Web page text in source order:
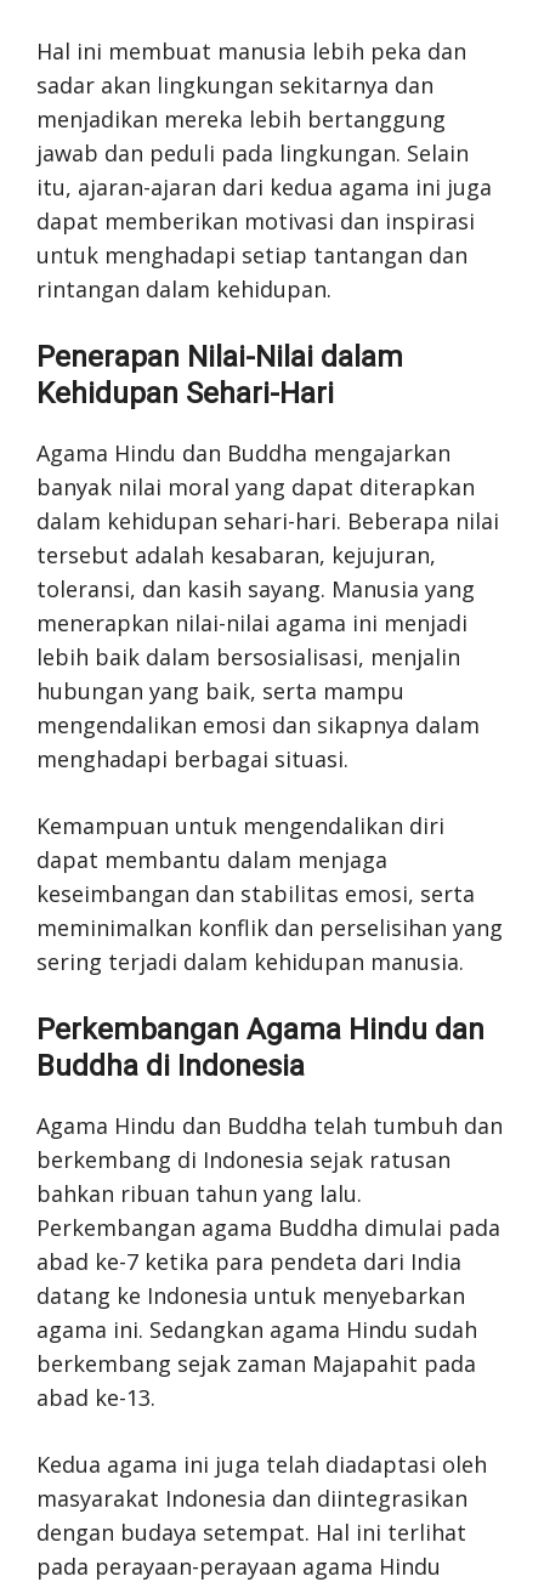
Hal ini membuat manusia lebih peka dan
sadar akan lingkungan sekitarnya dan
menjadikan mereka lebih bertanggung
jawab dan peduli pada lingkungan. Selain
itu, ajaran-ajaran dari kedua agama ini juga
dapat memberikan motivasi dan inspirasi
untuk menghadapi setiap tantangan dan
rintangan dalam kehidupan.
Penerapan Nilai-Nilai dalam
Kehidupan Sehari-Hari
Agama Hindu dan Buddha mengajarkan
banyak nilai moral yang dapat diterapkan
dalam kehidupan sehari-hari. Beberapa nilai
tersebut adalah kesabaran, kejujuran,
toleransi, dan kasih sayang. Manusia yang
menerapkan nilai-nilai agama ini menjadi
lebih baik dalam bersosialisasi, menjalin
hubungan yang baik, serta mampu
mengendalikan emosi dan sikapnya dalam
menghadapi berbagai situasi.
Kemampuan untuk mengendalikan diri
dapat membantu dalam menjaga
keseimbangan dan stabilitas emosi, serta
meminimalkan konflik dan perselisihan yang
sering terjadi dalam kehidupan manusia.
Perkembangan Agama Hindu dan
Buddha di Indonesia
Agama Hindu dan Buddha telah tumbuh dan
berkembang di Indonesia sejak ratusan
bahkan ribuan tahun yang lalu.
Perkembangan agama Buddha dimulai pada
abad ke-7 ketika para pendeta dari India
datang ke Indonesia untuk menyebarkan
agama ini. Sedangkan agama Hindu sudah
berkembang sejak zaman Majapahit pada
abad ke-13.
Kedua agama ini juga telah diadaptasi oleh
masyarakat Indonesia dan diintegrasikan
dengan budaya setempat. Hal ini terlihat
pada perayaan-perayaan agama Hindu